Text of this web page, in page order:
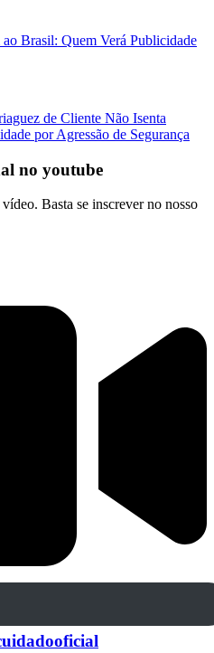
Brasil: Quem Verá Publicidade
de Cliente Não Isenta
por Agressão de Segurança
no youtube
Basta se inscrever no nosso